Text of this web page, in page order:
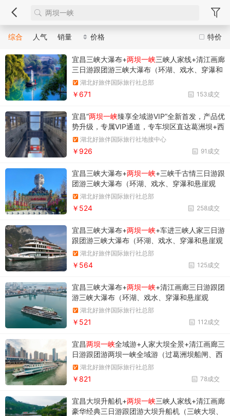
特价
综合 人气 销量 价格
宜昌三峡大瀑布+两坝一峡三峡人家线+清江画廊
三日游跟团游三峡大瀑布（环湖、戏水、穿瀑和
悬崖观瀑）/两坝一峡三峡人家线（过葛洲坝船
闸、西陵峡、三峡人家）/清江画廊（船观倒影
峡、孔雀开屏、清江大佛、观隔河岩大坝、仙人
湖北好旅伴国际旅行社总部
153成交
￥671
宜昌“两坝一峡臻享全域游VIP”全新首发，产品优
势升级，专属VIP通道，专车坝区直达葛洲坝+西
陵峡+升船机+三峡大坝多少钱，外加赠送【夜游
巡游】【四楼前厅观景台】船去车回/车去船回
行程明细
湖北好旅伴国际旅行社地接中心
91成交
￥926
宜昌三峡大瀑布+两坝一峡+三峡千古情三日游跟
团游三峡大瀑布（环湖、戏水、穿瀑和悬崖观
瀑）/两坝一峡（三峡大坝、西陵峡、过葛洲坝
船闸）/三峡千古情（风情街、光影秀、VR体验
湖北好旅伴国际旅行社总部
258成交
￥524
宜昌三峡大瀑布+两坝一峡+车进三峡人家三日游
跟团游三峡大瀑布（环湖、戏水、穿瀑和悬崖观
瀑）/两坝一峡（三峡大坝、西陵峡、过葛洲坝
船闸）/车进三峡人家
湖北好旅伴国际旅行社总部
125成交
￥564
宜昌三峡大瀑布+两坝一峡+清江画廊三日游跟团
游三峡大瀑布（环湖、戏水、穿瀑和悬崖观
瀑）/两坝一峡 （三峡大坝、过葛洲坝船闸、西
陵峡）/清江画廊（船观倒影峡、孔雀开屏、清
江大佛、隔河岩大坝、仙人寨、登武落钟离山）
湖北好旅伴国际旅行社总部
112成交
￥521
宜昌两坝一峡全域游+人家大坝全景+清江画廊三
日游跟团游两坝一峡全域游（过葛洲坝船闸、西
陵峡、三峡升船机）/三峡人家/三峡大坝/清江画
廊
湖北好旅伴国际旅行社总部
78成交
￥821
宜昌大坝升船机+两坝一峡三峡人家线+清江画廊
豪华经典三日游跟团游大坝升船机（三峡大坝、